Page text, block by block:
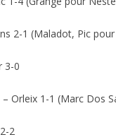
2-1 (Maladot, Pic pour
3-0
Orleix 1-1 (Marc Dos
2